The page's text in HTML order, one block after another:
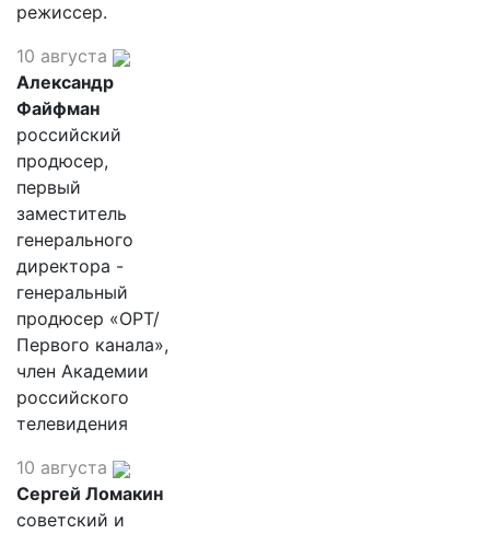
режиссер.
10 августа
Александр
Файфман
российский
продюсер,
первый
заместитель
генерального
директора -
генеральный
продюсер «ОРТ/
Первого канала»,
член Академии
российского
телевидения
10 августа
Сергей Ломакин
советский и